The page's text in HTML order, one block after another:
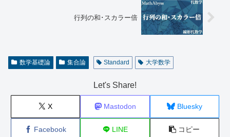
行列の和･スカラー倍
数学基礎論 集合論 Standard 大学数学
Let's Share!
X Mastodon Bluesky
Facebook LINE コピー